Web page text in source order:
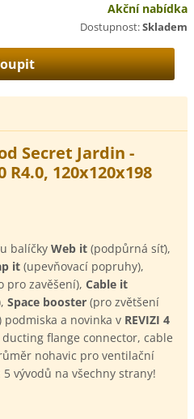
Akční nabídka
Dostupnost:Skladem
Secret Jardin -
R4.0, 120x120x198
balíčkyWeb it (podpůrná síť),
it (upevňovací popruhy),
pro zavěšení),Cable it
Space booster (pro zvětšení
a novinka v REVIZI 4
flange connector, cable
nohavic pro ventilační
vývodů na všechny strany!